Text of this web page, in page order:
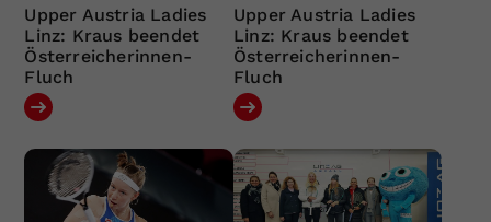
Upper Austria Ladies
Linz: Kraus beendet
Österreicherinnen-
Fluch
Upper Austria Ladies
Linz: Kraus beendet
Österreicherinnen-
Fluch